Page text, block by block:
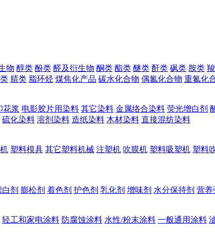
物 醇类 酚类 醛及衍生物 酮类 酯类 醚类 酐类 砜类 胺类
腈类 脂环烃 煤焦化产品 碳水化合物 偶氮化合物 重氮化
花浆 电影胶片用染料 其它染料 金属络合染料 荧光增白剂
硫化染料 溶剂染料 造纸染料 木材染料 直接混纺染料
塑料模具 其它塑料机械 注塑机 吹膜机 塑料吸塑机 塑料
剂 膨松剂 着色剂 护色剂 乳化剂 增味剂 水分保持剂 营养
轻工和家电涂料 防腐蚀涂料 水性/粉末涂料 一般通用涂料